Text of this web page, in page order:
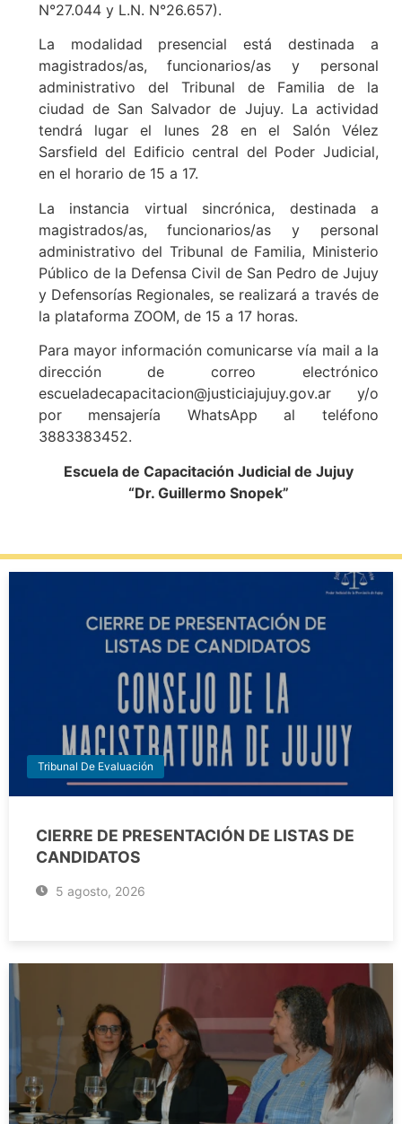
N°27.044 y L.N. N°26.657).
La modalidad presencial está destinada a
magistrados/as, funcionarios/as y personal
administrativo del Tribunal de Familia de la
ciudad de San Salvador de Jujuy. La actividad
tendrá lugar el lunes 28 en el Salón Vélez
Sarsfield del Edificio central del Poder Judicial,
en el horario de 15 a 17.
La instancia virtual sincrónica, destinada a
magistrados/as, funcionarios/as y personal
administrativo del Tribunal de Familia, Ministerio
Público de la Defensa Civil de San Pedro de Jujuy
y Defensorías Regionales, se realizará a través de
la plataforma ZOOM, de 15 a 17 horas.
Para mayor información comunicarse vía mail a la
dirección de correo electrónico
escueladecapacitacion@justiciajujuy.gov.ar y/o
por mensajería WhatsApp al teléfono
3883383452.
Escuela de Capacitación Judicial de Jujuy
“Dr. Guillermo Snopek”
Tribunal De Evaluación
CIERRE DE PRESENTACIÓN DE LISTAS DE
CANDIDATOS
5 agosto, 2026